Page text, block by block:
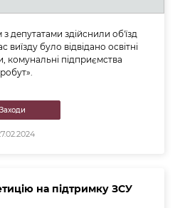
депутатами здійснили об'їзд
виїзду було відвідано освітні
комунальні підприємства
Заходи
на підтримку ЗСУ